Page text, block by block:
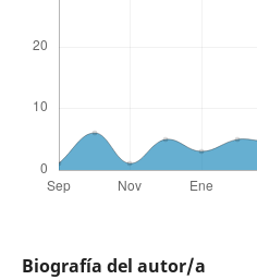
Biografía del autor/a